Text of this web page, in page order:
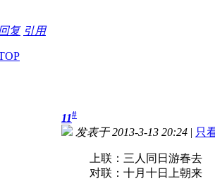
复 引用
11#
发表于 2013-3-13 20:24 | 只
上联：三人同日游春去
对联：十月十日上朝来